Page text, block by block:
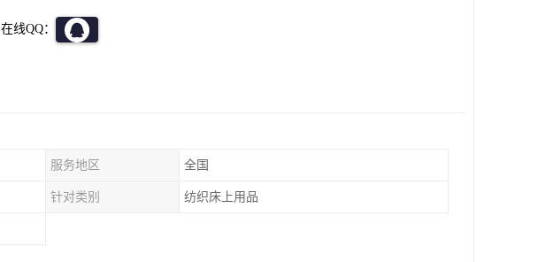
在线QQ：
服务地区 全国
针对类别 纺织床上用品